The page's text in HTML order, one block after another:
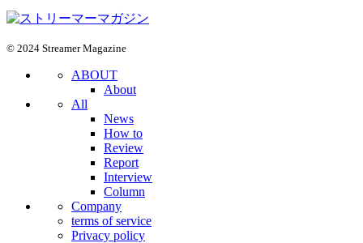
© 2024 Streamer Magazine
ABOUT
About
All
News
How to
Review
Report
Interview
Column
Company
terms of service
Privacy policy